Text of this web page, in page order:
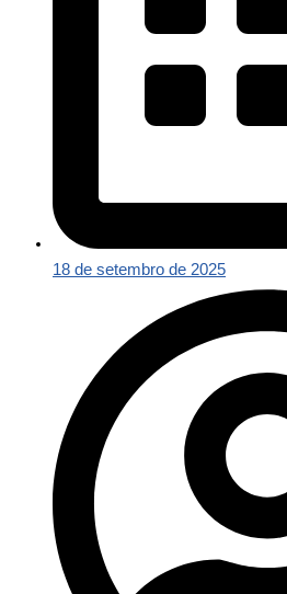
18 de setembro de 2025